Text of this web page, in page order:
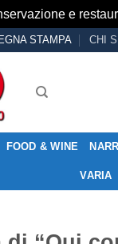
e
STAMPA CHI
FOOD & WINE
VARIA